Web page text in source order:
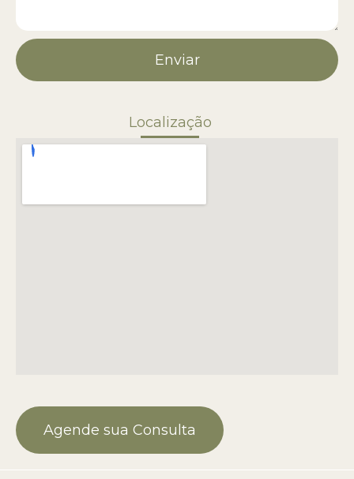
Enviar
Localização
Agende sua Consulta